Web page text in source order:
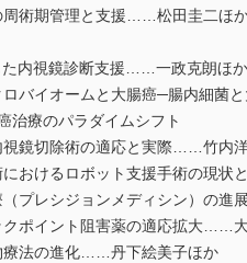
術期管理と支援……松田圭二ほ
内視鏡診断支援……一政克朗ほか
バイオームと大腸癌─腸内細菌
療のパラダイムシフト
鏡切除術の適応と実際……竹内
おけるロボット支援手術の現
プレシジョンメディシン）の進
ポイント阻害薬の適応拡大……
法の進化……丹下絵美子ほか